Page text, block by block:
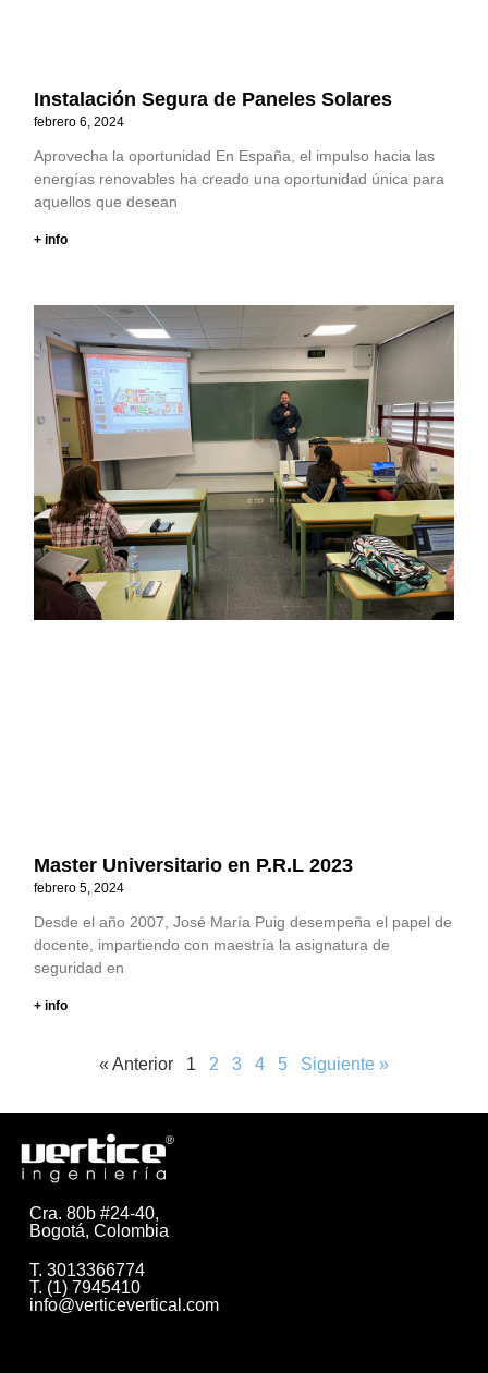
Instalación Segura de Paneles Solares
febrero 6, 2024
Aprovecha la oportunidad En España, el impulso hacia las
energías renovables ha creado una oportunidad única para
aquellos que desean
+ info
Master Universitario en P.R.L 2023
febrero 5, 2024
Desde el año 2007, José María Puig desempeña el papel de
docente, impartiendo con maestría la asignatura de
seguridad en
+ info
« Anterior 1 2 3 4 5 Siguiente »
Cra. 80b #24-40,
Bogotá, Colombia
T. 3013366774
T. (1) 7945410
info@verticevertical.com